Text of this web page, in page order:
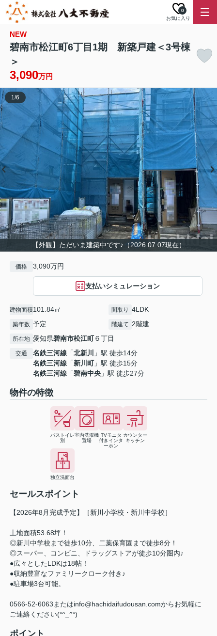
お気に入り
0
NEW
碧南市松江町6丁目1期 新築戸建＜3号棟
＞
3,090万円
【外観】ただいま建築中です♪（2026.07.07現在）
1/6
価格 3,090万円
支払いシミュレーション
建物面積101.84㎡ 間取り 4LDK
築年数 予定 階建て 2階建
所在地 愛知県碧南市松江町６丁目
交通 名鉄三河線 「北新川
」駅 徒歩14分
名鉄三河線 「新川町」駅 徒歩15分
名鉄三河線 「碧南中央 」駅 徒歩27分
物件の特徴
バストイレ
別
室内洗濯機
置場
TVモニタ
付きインタ
ーホン
カウンター
キッチン
独立洗面台
セールスポイント
【2026年8月完成予定】［新川小学校・新川中学校］
土地面積53.68坪！
◎新川中学校まで徒歩10分、二葉保育園まで徒歩8分！
◎スーパー、コンビニ、ドラッグストアが徒歩10分圏内♪
●広々としたLDKは18帖！
●収納豊富なファミリークローク付き♪
●駐車場3台可能。
0566-52-6063またはinfo@hachidaifudousan.comからお気軽に
ご連絡ください(*^_^*)
ポイント